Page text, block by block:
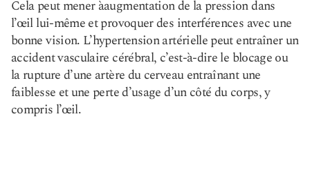
Cela peut mener àaugmentation de la pression dans
l’œillui-même et provoquer des interférences avec une
bonne vision. L’hypertension artérielle peut entraîner un
accident vasculaire cérébral, c’est-à-dire le blocage ou
la rupture d’une artère du cerveau entraînant une
faiblesse et une perte d’usage d’un côté du corps, y
compris l’œil.